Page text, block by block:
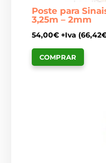
Poste para
3,25m – 2mm
54,00€ +Iva (66,42
COMPRAR